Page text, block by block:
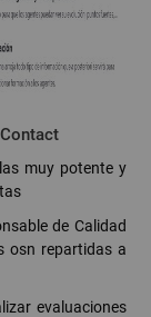
muy potente y
de Calidad
osn repartidas a
evaluaciones